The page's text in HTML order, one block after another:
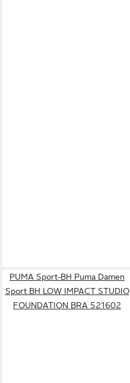
PUMA Sport-BH Puma Damen
Sport BH LOW IMPACT STUDIO
FOUNDATION BRA 521602